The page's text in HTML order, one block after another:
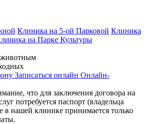
Клиника на 5-ой Парковой Клиника
на Парке Культуры
Записаться онлайн Онлайн-
что для заключения договора на
потребуется паспорт (владельца
в нашей клинике принимается только